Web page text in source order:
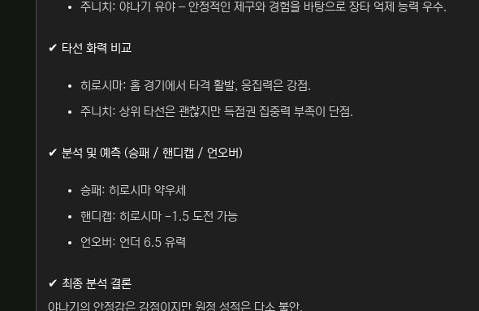
주니치: 야나기 유야 – 안정적인 제구와 경험을 바탕으로 장타 억제 능력 우수.
✔ 타선 화력 비교
히로시마: 홈 경기에서 타격 활발, 응집력은 강점.
주니치: 상위 타선은 괜찮지만 득점권 집중력 부족이 단점.
✔ 분석 및 예측 (승패 / 핸디캡 / 언오버)
승패: 히로시마 약우세
핸디캡: 히로시마 -1.5 도전 가능
언오버: 언더 6.5 유력
✔ 최종 분석 결론
야나기의 안정감은 강점이지만 원정 성적은 다소 불안.